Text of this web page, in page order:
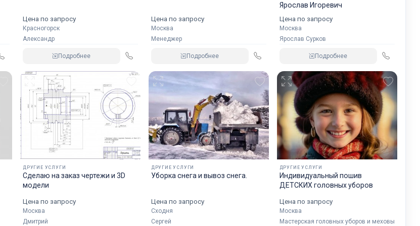
Цена по запросу
Красногорск
Александр
Подробнее
Цена по запросу
Москва
Менеджер
Подробнее
Ярослав Игоревич
Цена по запросу
Москва
Ярослав Сурков
Подробнее
ДРУГИЕ УСЛУГИ
Сделаю на заказ чертежи и 3D
модели
Цена по запросу
Москва
Дмитрий
ДРУГИЕ УСЛУГИ
Уборка снега и вывоз снега.
Цена по запросу
Сходня
Сергей
ДРУГИЕ УСЛУГИ
Индивидуальный пошив
ДЕТСКИХ головных уборов
Цена по запросу
Москва
Мастерская головных уборов и меховых